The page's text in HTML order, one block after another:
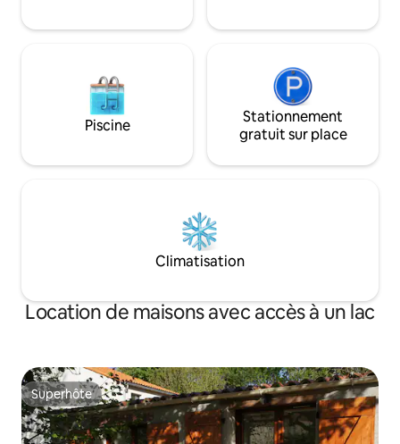
Piscine
Stationnement
gratuit sur place
Climatisation
Location de maisons avec accès à un lac
Superhôte
Superhôte